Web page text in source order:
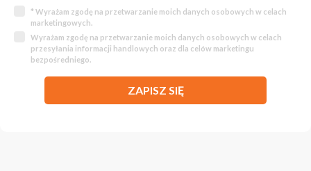
* Wyrażam zgodę na przetwarzanie moich danych osobowych w celach
marketingowych.
Wyrażam zgodę na przetwarzanie moich danych osobowych w celach
przesyłania informacji handlowych oraz dla celów marketingu
bezpośredniego.
ZAPISZ SIĘ